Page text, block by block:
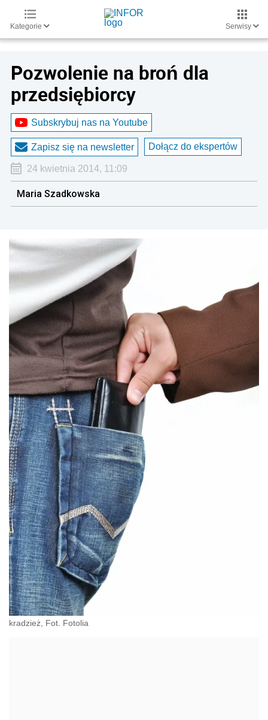
Kategorie Serwisy
Pozwolenie na broń dla
przedsiębiorcy
Subskrybuj nas na Youtube
Zapisz się na newsletter Dołącz do ekspertów
24 kwietnia 2014, 11:09
Maria Szadkowska
kradzież, Fot. Fotolia